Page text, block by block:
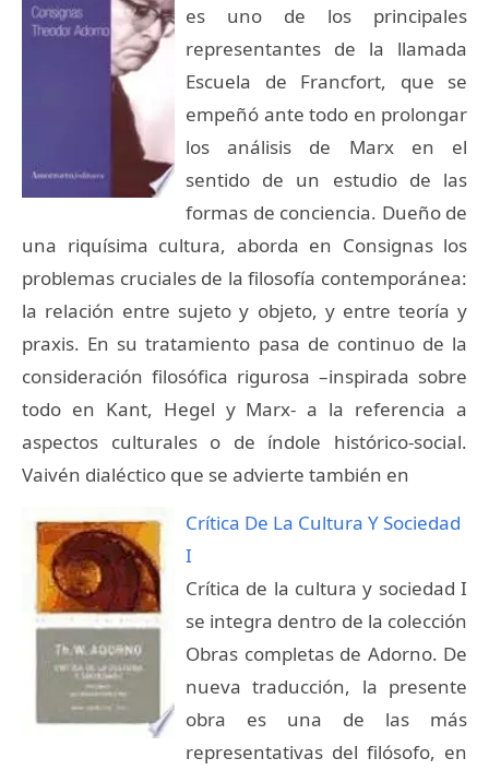
es uno de los principales
representantes de la llamada
Escuela de Francfort, que se
empeñó ante todo en prolongar
los análisis de Marx en el
sentido de un estudio de las
formas de conciencia. Dueño de
una riquísima cultura, aborda en Consignas los
problemas cruciales de la filosofía contemporánea:
la relación entre sujeto y objeto, y entre teoría y
praxis. En su tratamiento pasa de continuo de la
consideración filosófica rigurosa –inspirada sobre
todo en Kant, Hegel y Marx- a la referencia a
aspectos culturales o de índole histórico-social.
Vaivén dialéctico que se advierte también en
Crítica De La Cultura Y Sociedad
I
Crítica de la cultura y sociedad I
se integra dentro de la colección
Obras completas de Adorno. De
nueva traducción, la presente
obra es una de las más
representativas del filósofo, en